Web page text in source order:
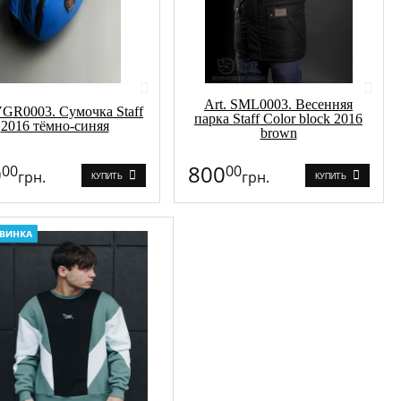
Сумочка Staff
2016 тёмно-синяя
00грн. КУПИТЬ
Art. SML0003. Весенняя
парка Staff Color block 2016
brown
80000грн. КУПИТЬ